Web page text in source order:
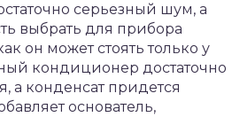
серьезный шум, а
выбрать для прибора
он может стоять только у
кондиционер достаточно
а конденсат придется
основатель,